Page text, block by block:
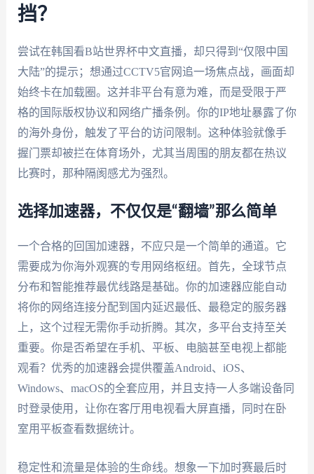
挡？
尝试在韩国看B站世界杯中文直播，却只得到“仅限中国
大陆”的提示；想通过CCTV5官网追一场焦点战，画面却
始终卡在加载圈。这并非平台有意为难，而是受限于严
格的国际版权协议和网络广播条例。你的IP地址暴露了你
的海外身份，触发了平台的访问限制。这种体验就像手
握门票却被拦在体育场外，尤其当周围的朋友都在热议
比赛时，那种隔阂感尤为强烈。
选择加速器，不仅仅是“翻墙”那么简单
一个合格的回国加速器，不应只是一个简单的通道。它
需要成为你海外观赛的专用网络枢纽。首先，全球节点
分布和智能推荐最优线路是基础。你的加速器应能自动
将你的网络连接分配到国内延迟最低、最稳定的服务器
上，这个过程无需你手动折腾。其次，多平台支持至关
重要。你是否希望在手机、平板、电脑甚至电视上都能
观看？优秀的加速器会提供覆盖Android、iOS、
Windows、macOS的全套应用，并且支持一人多端设备同
时登录使用，让你在客厅用电视看大屏直播，同时在卧
室用平板查看数据统计。
稳定性和流量是体验的生命线。想象一下加时赛最后时